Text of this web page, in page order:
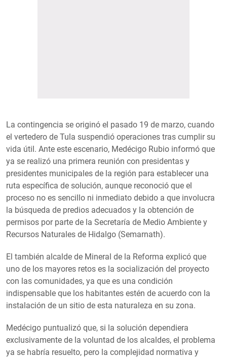
La contingencia se originó el pasado 19 de marzo, cuando
el vertedero de Tula suspendió operaciones tras cumplir su
vida útil. Ante este escenario, Medécigo Rubio informó que
ya se realizó una primera reunión con presidentas y
presidentes municipales de la región para establecer una
ruta específica de solución, aunque reconoció que el
proceso no es sencillo ni inmediato debido a que involucra
la búsqueda de predios adecuados y la obtención de
permisos por parte de la Secretaría de Medio Ambiente y
Recursos Naturales de Hidalgo (Semarnath).
El también alcalde de Mineral de la Reforma explicó que
uno de los mayores retos es la socialización del proyecto
con las comunidades, ya que es una condición
indispensable que los habitantes estén de acuerdo con la
instalación de un sitio de esta naturaleza en su zona.
Medécigo puntualizó que, si la solución dependiera
exclusivamente de la voluntad de los alcaldes, el problema
ya se habría resuelto, pero la complejidad normativa y